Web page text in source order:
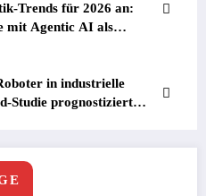
Trends für 2026 an:
mit Agentic AI als
in industrielle
Studie prognostiziert